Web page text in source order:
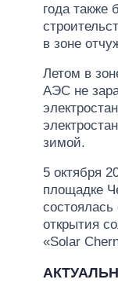
года также
в зоне
Летом в
АЭС не
зимой.
5 октября
площадке
открытия
«Solar